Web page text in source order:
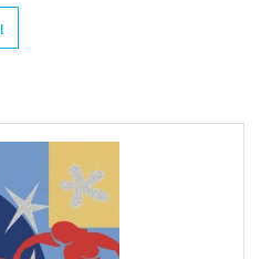
и узоров — всё это
работ. В декорах серии
камерности. Панно
держать внимание.
в одном интерьере —
их вместе, они